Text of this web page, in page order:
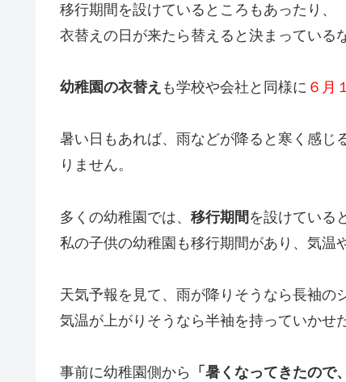
移行期間を設けているところもあったり、
衣替えの日が来たら替えると決まっている
幼稚園の衣替え も学校や会社と同様に ６月
暑い日もあれば、雨などが降ると寒く感じ
りません。
多くの幼稚園では、 移行期間 を設けている
私の子供の幼稚園も移行期間があり、気温
天気予報を見て、雨が降りそうなら長袖の
気温が上がりそうなら半袖を持っていかせ
事前に幼稚園側から
「暑くなってきたの